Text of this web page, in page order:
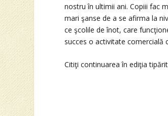
nostru în ultimii ani. Copiii fac
mari şanse de a se afirma la
ce şcolile de înot, care
succes o activitate comercială
Citiţi continuarea în ediţia